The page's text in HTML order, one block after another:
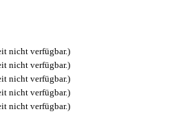
nicht verfügbar.)
nicht verfügbar.)
nicht verfügbar.)
nicht verfügbar.)
nicht verfügbar.)